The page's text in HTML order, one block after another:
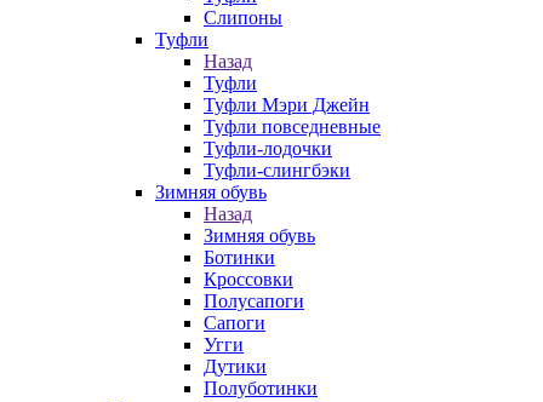
Слипоны
Туфли
Назад
Туфли
Туфли Мэри Джейн
Туфли повседневные
Туфли-лодочки
Туфли-слингбэки
Зимняя обувь
Назад
Зимняя обувь
Ботинки
Кроссовки
Полусапоги
Сапоги
Угги
Дутики
Полуботинки